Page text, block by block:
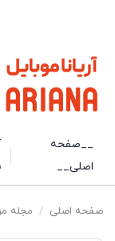
__صفحه
اصلی__
صفحه اصلی / مجله